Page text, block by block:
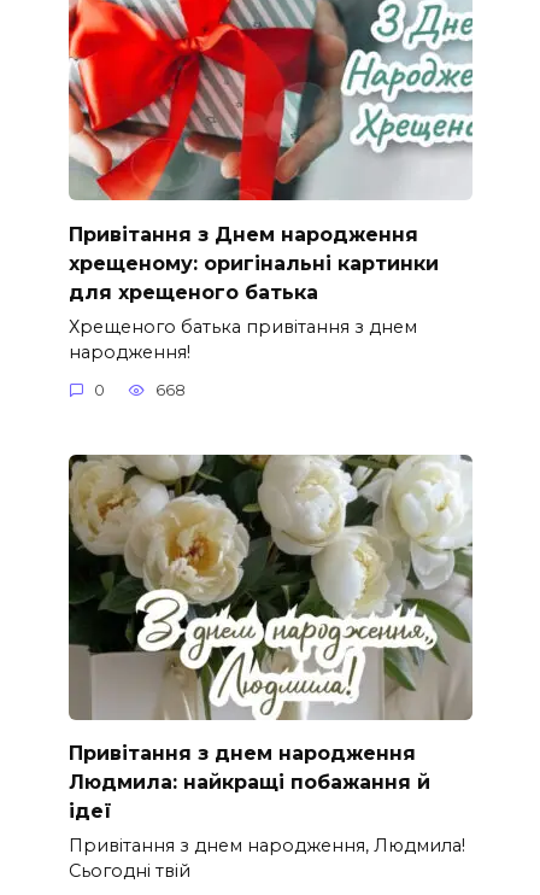
Привітання з Днем народження
хрещеному: оригінальні картинки
для хрещеного батька
Хрещеного батька привітання з днем
народження!
0 668
Привітання з днем народження
Людмила: найкращі побажання й
ідеї
Привітання з днем народження, Людмила!
Сьогодні твій